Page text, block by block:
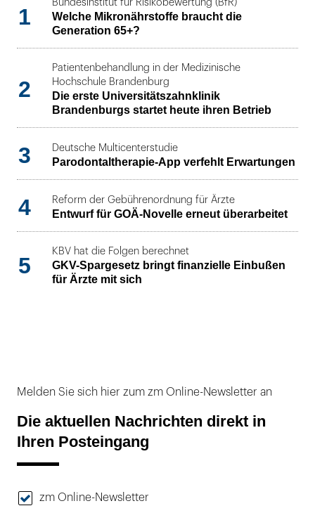
1
Bundesinstitut für Risikobewertung (BfR)
Welche Mikronährstoffe braucht die
Generation 65+?
2
Patientenbehandlung in der Medizinische
Hochschule Brandenburg
Die erste Universitätszahnklinik
Brandenburgs startet heute ihren Betrieb
3 Deutsche Multicenterstudie
Parodontaltherapie-App verfehlt Erwartungen
4 Reform der Gebührenordnung für Ärzte
Entwurf für GOÄ-Novelle erneut überarbeitet
5
KBV hat die Folgen berechnet
GKV-Spargesetz bringt finanzielle Einbußen
für Ärzte mit sich
Melden Sie sich hier zum zm Online-Newsletter an
Die aktuellen Nachrichten direkt in
Ihren Posteingang
zm Online-Newsletter